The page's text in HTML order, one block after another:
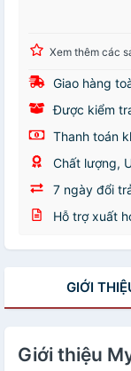
Xem thêm các
Giao hàng
Được kiểm
Thanh toán
Chất lượng,
7 ngày đổi
Hỗ trợ xuất
GIỚI
Giới thiệu